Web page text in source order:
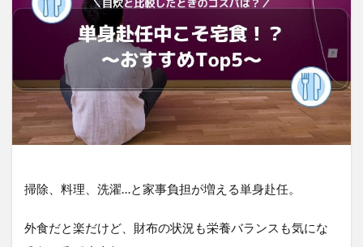
掃除、料理、洗濯…と家事負担が増える単身赴任。
外食だと楽だけど、財布の状況も栄養バランスも気にな